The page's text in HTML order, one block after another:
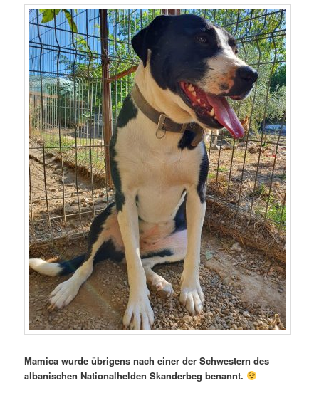
Mamica wurde übrigens nach einer der Schwestern des
albanischen Nationalhelden Skanderbeg benannt.